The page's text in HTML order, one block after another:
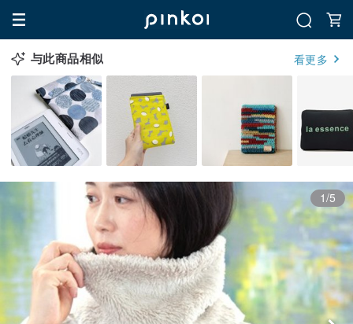
与此商品相似 看更多
1/5